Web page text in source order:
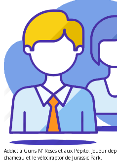
Addict à Guns N' Roses et aux Pépito. Joueur
chameau et le vélociraptor de Jurassic Park.